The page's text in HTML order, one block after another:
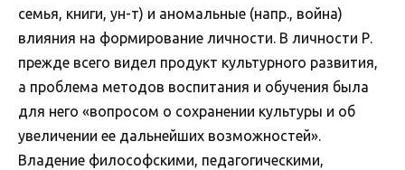
семья, книги, ун-т) и аномальные (напр., война)
влияния на формирование личности. В личности Р.
прежде всего видел продукт культурного развития,
а проблема методов воспитания и обучения была
для него «вопросом о сохранении культуры и об
увеличении ее дальнейших возможностей».
Владение философскими, педагогическими,